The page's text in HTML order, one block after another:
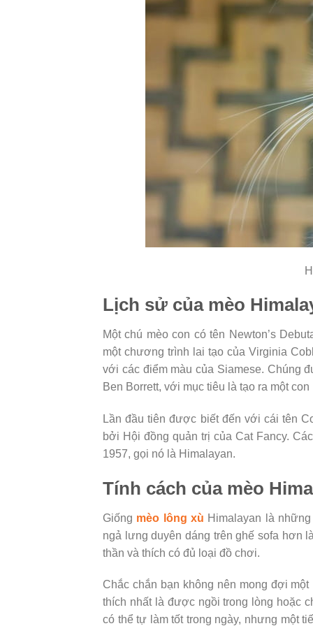
Lịch sử của mèo
Một chú mèo con có tên Newton’s
một chương trình lai tạo của Virginia
với các điểm màu của Siamese. Chúng
Ben Borrett, với mục tiêu là tạo ra một
Lần đầu tiên được biết đến với cái tên
bởi Hội đồng quản trị của Cat Fancy.
1957, gọi nó là Himalayan.
Tính cách của mèo
Giống mèo lông xù Himalayan là
ngả lưng duyên dáng trên ghế sofa hơn
thần và thích có đủ loại đồ chơi.
Chắc chắn bạn không nên mong đợi
thích nhất là được ngồi trong lòng hoặc
có thể tự làm tốt trong ngày, nhưng một